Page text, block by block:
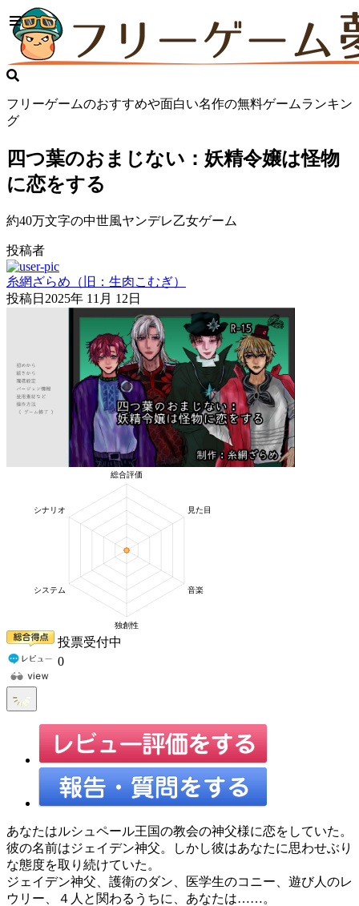
フリーゲームのおすすめや面白い名作の無料ゲームランキン
グ
四つ葉のおまじない：妖精令嬢は怪物
に恋をする
約40万文字の中世風ヤンデレ乙女ゲーム
投稿者
糸網ざらめ（旧：生肉こむぎ）
投稿日 2025年 11月 12日
投票受付中
0
あなたはルシュペール王国の教会の神父様に恋をしていた。
彼の名前はジェイデン神父。しかし彼はあなたに思わせぶり
な態度を取り続けていた。
ジェイデン神父、護衛のダン、医学生のコニー、遊び人のレ
ウリー、４人と関わるうちに、あなたは……。